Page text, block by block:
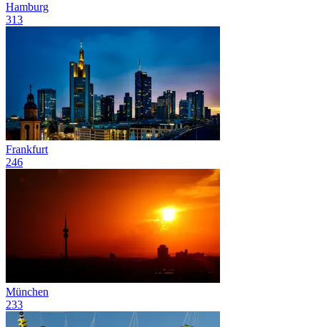
Hamburg
313
Frankfurt
246
München
233